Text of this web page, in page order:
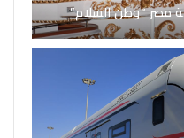
مصر “وطن السلام”